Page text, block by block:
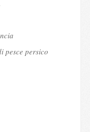
persico